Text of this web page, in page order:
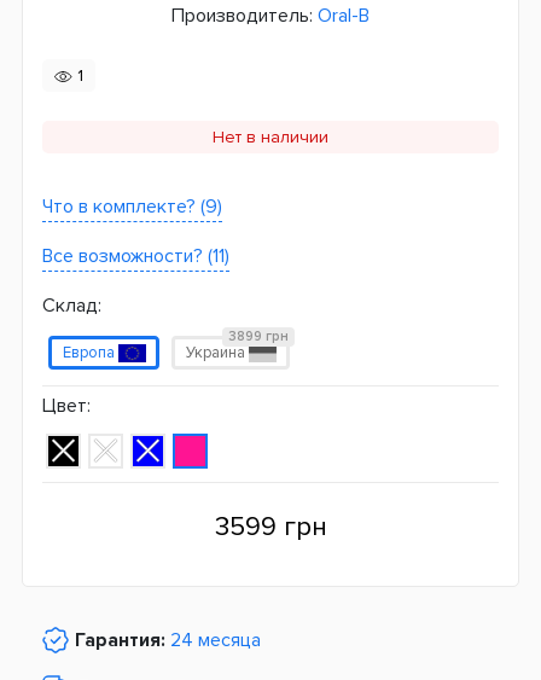
Производитель: Oral-B
1
Нет в наличии
Что в комплекте? (9)
Все возможности? (11)
Склад:
Европа Украина
3899 грн
Цвет:
3599 грн
Гарантия: 24 месяца